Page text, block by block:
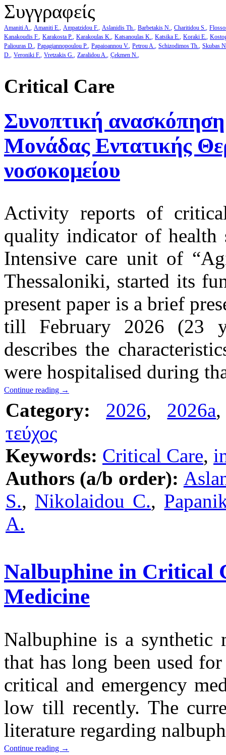
Συγγραφείς
Amaniti A. Amaniti E. Ampatzidou F. Aslanidis Th. Barbetakis N. Charitidou S.
Kanakoudis F. Karakosta P. Karakoulas K. Katsanoulas K. Katsika E. Koraki E.
Paliouras D. Papagiannopoulou P. Papaioannou V. Petrou A. Schizodimos Th. Skubas
D. Veroniki F. Vretzakis G. Zaralidou A. Çekmen N.
Critical Care
Συνοπτική
Μονάδας Εντατικής
νοσοκομείου
Activity reports of
quality indicator of
Intensive care unit of
Thessaloniki, started its
present paper is a brief
till February 2026 (23
describes the
were hospitalised during
Continue reading →
Category: 2026, 2026a
τεύχος
Keywords: Critical Care,
Authors (a/b order):
S., Nikolaidou C.,
A.
Nalbuphine in Critical
Medicine
Nalbuphine is a synthetic
that has long been used
critical and emergency
low till recently. The
literature regarding
Continue reading →